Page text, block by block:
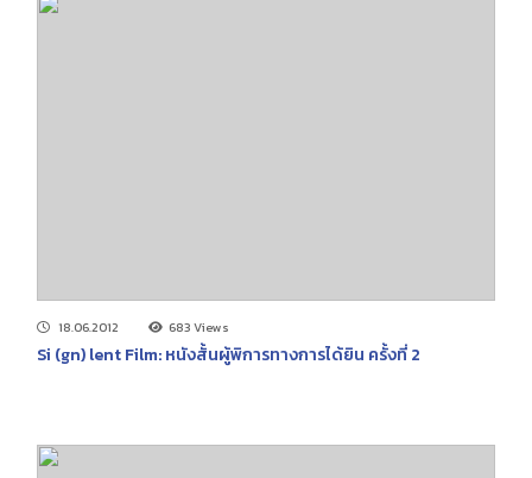
18.06.2012 683 Views
Si (gn) lent Film: หนังสั้นผู้พิการทางการได้ยิน ครั้งที่ 2